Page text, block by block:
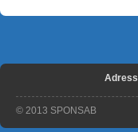
Adress
© 2013 SPONSAB